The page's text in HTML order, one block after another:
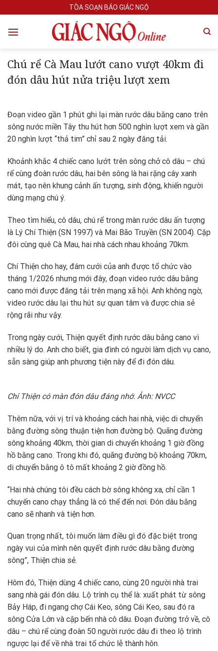
to
content
TÒA SOẠN BÁO GIÁC NGỘ
Chú rể Cà Mau lướt cano vượt 40km đi
đón dâu hút nửa triệu lượt xem
Đoạn video gần 1 phút ghi lại màn rước dâu bằng cano trên
sông nước miền Tây thu hút hơn 500 nghìn lượt xem và gần
20 nghìn lượt “thả tim” chỉ sau 2 ngày đăng tải.
Khoảnh khắc 4 chiếc cano lướt trên sông chở cô dâu – chú
rể cùng đoàn rước dâu, hai bên sông là hai rặng cây xanh
mát, tạo nên khung cảnh ấn tượng, sinh động, khiến người
dùng mạng chú ý.
Theo tìm hiểu, cô dâu, chú rể trong màn rước dâu ấn tượng
là Lý Chí Thiện (SN 1997) và Mai Bão Truyền (SN 2004). Cặp
đôi cùng quê Cà Mau, hai nhà cách nhau khoảng 70km.
Chí Thiện cho hay, đám cưới của anh được tổ chức vào
tháng 1/2026 nhưng mới đây, đoạn video rước dâu bằng
cano mới được đăng tải trên mạng xã hội. Anh không ngờ,
video rước dâu lại thu hút sự quan tâm và được chia sẻ
rộng rãi như vậy.
Trong ngày cưới, Thiện quyết định rước dâu bằng cano vì
nhiều lý do. Anh cho biết, gia đình có người làm dịch vụ cano,
sẵn sàng giúp anh phương tiện này để đi đón dâu.
Chí Thiện có màn đón dâu đáng nhớ. Ảnh: NVCC
Thêm nữa, với vị trí và khoảng cách hai nhà, việc di chuyển
bằng đường sông thuận tiện hơn đường bộ. Quãng đường
sông khoảng 40km, thời gian di chuyển khoảng 1 giờ đồng
hồ bằng cano. Trong khi đó, quãng đường bộ khoảng 70km,
di chuyển bằng ô tô mất khoảng 2 giờ đồng hồ.
“Hai nhà chúng tôi đều cách bờ sông không xa, chỉ cần 1
chuyến cano chạy thẳng là có thể đến nơi. Đón dâu bằng
cano sẽ nhanh và tiện hơn.
Quan trọng nhất, tôi muốn làm điều gì đó đặc biệt trong
ngày vui của mình nên quyết định rước dâu bằng đường
sông”, Thiện chia sẻ.
Hôm đó, Thiện dùng 4 chiếc cano, cùng 20 người nhà trai
sang nhà gái đón dâu. Lộ trình cụ thể là: xuất phát từ sông
Bảy Háp, đi ngang chợ Cái Keo, sông Cái Keo, sau đó ra
sông Cửa Lớn và cập bến nhà cô dâu. Đoạn đường trở về, cô
dâu – chú rể cùng đoàn 50 người rước dâu đi theo lộ trình
ngược lại để về nhà trai tổ chức lễ thành hôn.